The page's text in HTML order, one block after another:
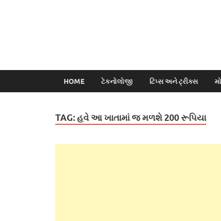
HOME ટેકનોલોજી ટિપ્સ અને ટ્રીક્સ
TAG:હવે આ ખાતામાં જ મળશે 200 રૂપિયા